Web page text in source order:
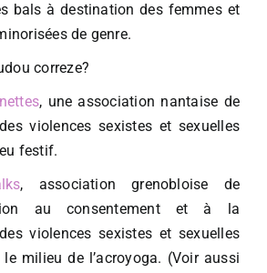
bals à destination des femmes et
de genre.
correze?
, une association nantaise de
violences sexistes et sexuelles
festif.
, association grenobloise de
au consentement et à la
violences sexistes et sexuelles
le milieu de l’acroyoga. (Voir aussi